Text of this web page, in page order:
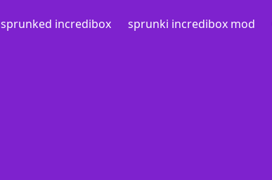
sprunked incredibox sprunki incredibox mod